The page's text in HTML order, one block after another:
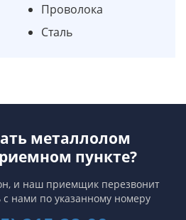
Проволока
Сталь
металлолом
пункте?
и наш приемщик перезвонит
с нами по указанному номеру